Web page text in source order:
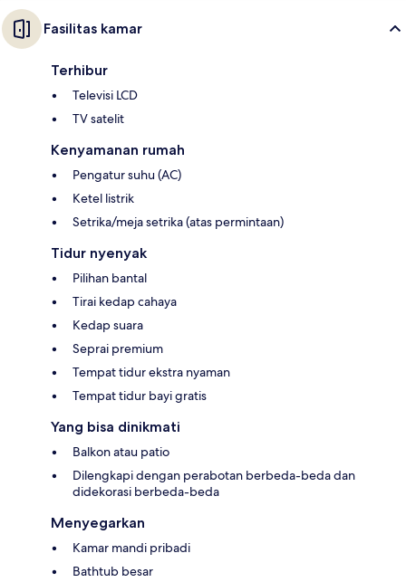
Fasilitas kamar
Terhibur
Televisi LCD
TV satelit
Kenyamanan rumah
Pengatur suhu (AC)
Ketel listrik
Setrika/meja setrika (atas permintaan)
Tidur nyenyak
Pilihan bantal
Tirai kedap cahaya
Kedap suara
Seprai premium
Tempat tidur ekstra nyaman
Tempat tidur bayi gratis
Yang bisa dinikmati
Balkon atau patio
Dilengkapi dengan perabotan berbeda-beda dan
didekorasi berbeda-beda
Menyegarkan
Kamar mandi pribadi
Bathtub besar